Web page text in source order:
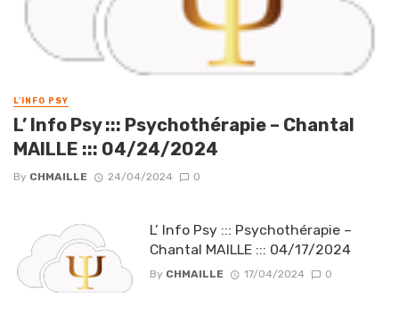
L'INFO PSY
L’ Info Psy ::: Psychothérapie – Chantal
MAILLE ::: 04/24/2024
By CHMAILLE 24/04/2024 0
L’ Info Psy ::: Psychothérapie –
Chantal MAILLE ::: 04/17/2024
By CHMAILLE 17/04/2024 0